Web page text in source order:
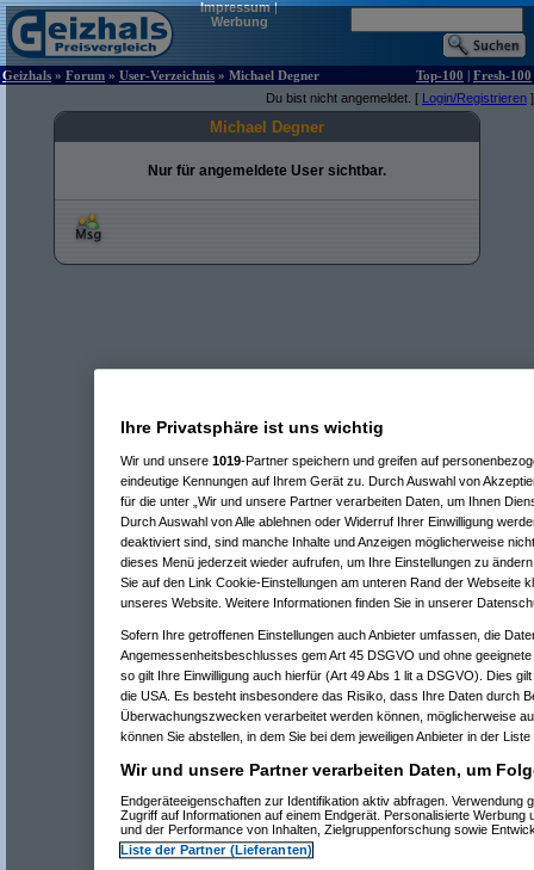
Impressum|
Werbung
Geizhals » Forum » User-Verzeichnis » Michael Degner Top-100 | Fresh-100
Du bist nicht angemeldet. [ Login/Registrieren ]
Michael Degner
Nur für angemeldete User sichtbar.
Ihre Privatsphäre ist uns wichtig
Wir und unsere 1019-Partner speichern und greifen auf
eindeutige Kennungen auf Ihrem Gerät zu. Durch Auswahl von
für die unter „Wir und unsere Partner verarbeiten Daten, um Ihnen
Durch Auswahl von Alle ablehnen oder Widerruf Ihrer Einwilligung
deaktiviert sind, sind manche Inhalte und Anzeigen möglicherweise
dieses Menü jederzeit wieder aufrufen, um Ihre Einstellungen zu
Sie auf den Link Cookie-Einstellungen am unteren Rand der Webseite
unseres Website. Weitere Informationen finden Sie in unserer
Sofern Ihre getroffenen Einstellungen auch Anbieter umfassen, die
Angemessenheitsbeschlusses gem Art 45 DSGVO und ohne
so gilt Ihre Einwilligung auch hierfür (Art 49 Abs 1 lit a DSGVO). Dies
die USA. Es besteht insbesondere das Risiko, dass Ihre Daten durch
Überwachungszwecken verarbeitet werden können, möglicherweise
können Sie abstellen, in dem Sie bei dem jeweiligen Anbieter in der
Wir und unsere Partner verarbeiten Daten, um
Endgeräteeigenschaften zur Identifikation aktiv abfragen. Verwendung
Zugriff auf Informationen auf einem Endgerät. Personalisierte Werbung
und der Performance von Inhalten, Zielgruppenforschung sowie
Liste der Partner (Lieferanten)